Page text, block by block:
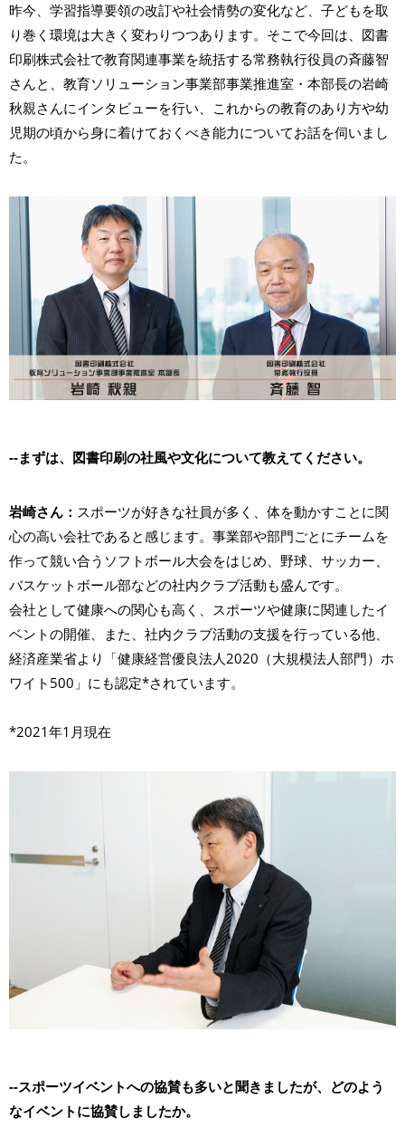
昨今、学習指導要領の改訂や社会情勢の変化など、子どもを取
り巻く環境は大きく変わりつつあります。そこで今回は、図書
印刷株式会社で教育関連事業を統括する常務執行役員の斉藤智
さんと、教育ソリューション事業部事業推進室・本部長の岩崎
秋親さんにインタビューを行い、これからの教育のあり方や幼
児期の頃から身に着けておくべき能力についてお話を伺いまし
た。
--まずは、図書印刷の社風や文化について教えてください。
岩崎さん： スポーツが好きな社員が多く、体を動かすことに関
心の高い会社であると感じます。事業部や部門ごとにチームを
作って競い合うソフトボール大会をはじめ、野球、サッカー、
バスケットボール部などの社内クラブ活動も盛んです。
会社として健康への関心も高く、スポーツや健康に関連したイ
ベントの開催、また、社内クラブ活動の支援を行っている他、
経済産業省より「健康経営優良法人2020（大規模法人部門）ホ
ワイト500」にも認定*されています。
*2021年1月現在
--スポーツイベントへの協賛も多いと聞きましたが、どのよう
なイベントに協賛しましたか。